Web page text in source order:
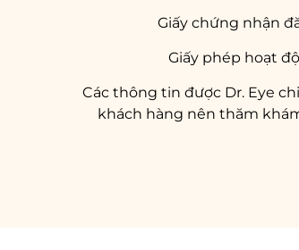
Giấy chứng nhận
Giấy phép hoạt
Các thông tin được Dr. Eye
khách hàng nên thăm